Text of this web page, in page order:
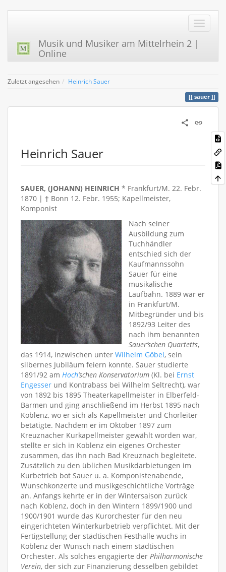
Musik und Musiker am Mittelrhein 2 |
Online
Zuletzt angesehen Heinrich Sauer
sauer
Heinrich Sauer
SAUER, (JOHANN) HEINRICH * Frankfurt/M. 22. Febr.
1870 | † Bonn 12. Febr. 1955; Kapellmeister,
Komponist
Nach seiner
Ausbildung zum
Tuchhändler
entschied sich der
Kaufmannssohn
Sauer für eine
musikalische
Laufbahn. 1889 war er
in Frankfurt/M.
Mitbegründer und bis
1892/93 Leiter des
nach ihm benannten
Sauer’schen Quartetts,
das 1914, inzwischen unter Wilhelm Göbel, sein
silbernes Jubiläum feiern konnte. Sauer studierte
1891/92 am Hoch’schen Konservatorium (Kl. bei Ernst
Engesser und Kontrabass bei Wilhelm Seltrecht), war
von 1892 bis 1895 Theaterkapellmeister in Elberfeld-
Barmen und ging anschließend im Herbst 1895 nach
Koblenz, wo er sich als Kapellmeister und Chorleiter
betätigte. Nachdem er im Oktober 1897 zum
Kreuznacher Kurkapellmeister gewählt worden war,
stellte er sich in Koblenz ein eigenes Orchester
zusammen, das ihn nach Bad Kreuznach begleitete.
Zusätzlich zu den üblichen Musikdarbietungen im
Kurbetrieb bot Sauer u. a. Komponistenabende,
Wunschkonzerte und musikgeschichtliche Vorträge
an. Anfangs kehrte er in der Wintersaison zurück
nach Koblenz, doch in den Wintern 1899/1900 und
1900/1901 wurde das Kurorchester für den neu
eingerichteten Winterkurbetrieb verpflichtet. Mit der
Fertigstellung der städtischen Festhalle wuchs in
Koblenz der Wunsch nach einem städtischen
Orchester. Als solches engagierte der Philharmonische
Verein, der sich zur Finanzierung desselben gebildet